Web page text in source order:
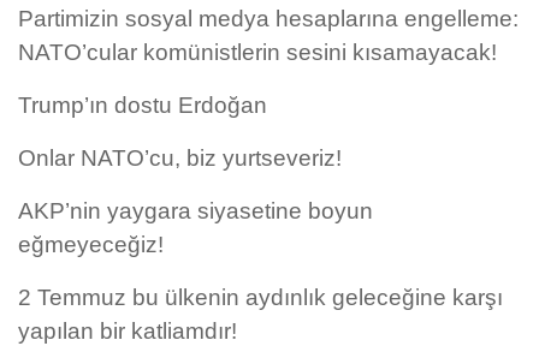
Partimizin sosyal medya hesaplarına engelleme:
NATO’cular komünistlerin sesini kısamayacak!
Trump’ın dostu Erdoğan
Onlar NATO’cu, biz yurtseveriz!
AKP’nin yaygara siyasetine boyun
eğmeyeceğiz!
2 Temmuz bu ülkenin aydınlık geleceğine karşı
yapılan bir katliamdır!